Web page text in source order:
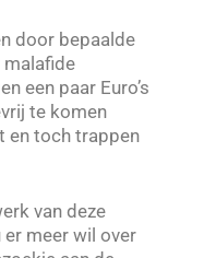
door bepaalde
een paar Euro’s
te komen
en toch trappen
van deze
er meer wil over